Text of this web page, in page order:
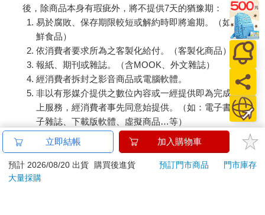
後，除商品本身有瑕疵外，將不提供7天的猶豫期：
易於腐敗、保存期限較短或解約時即將逾期。（如：生
鮮食品）
依消費者要求所為之客製化給付。（客製化商品）
報紙、期刊或雜誌。（含MOOK、外文雜誌）
經消費者拆封之影音商品或電腦軟體。
非以有形媒介提供之數位內容或一經提供即為完成之線
上服務，經消費者事先同意始提供。（如：電子書、電
子雜誌、下載版軟體、虛擬商品…等）
已拆封之個人衛生用品。（如：內衣褲、刮鬍刀、除毛
若非上列種類商品，均享有到貨7天的猶豫期（含例假
日）。
立即結帳 加入購物車
預計 2026/08/20 出貨 購買後進貨 預訂門市商品
門市庫存
大量採購